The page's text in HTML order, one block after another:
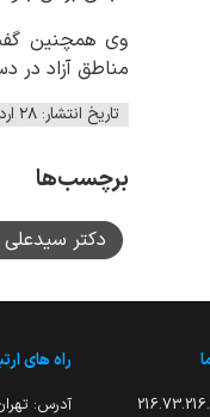
وی همچنین
مناطق آزاد در
تاریخ انتشار: ۲۸ اردیبهشت ۱۴۰۵ - ۰۸:۰۴
برچسب‌ها
دکتر سیدعلی
راه های
آدرس: